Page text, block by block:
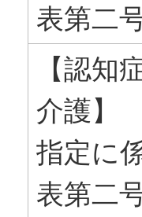
表第二
【認知
介護】
指定に
表第二